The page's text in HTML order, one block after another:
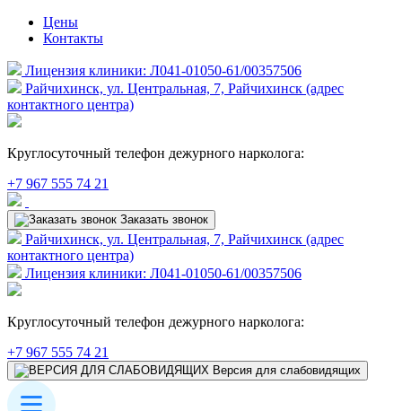
Цены
Контакты
Лицензия клиники: Л041-01050-61/00357506
Райчихинск, ул. Центральная, 7, Райчихинск (адрес
контактного центра)
Круглосуточный телефон дежурного нарколога:
+7 967 555 74 21
Заказать звонок
Райчихинск, ул. Центральная, 7, Райчихинск (адрес
контактного центра)
Лицензия клиники: Л041-01050-61/00357506
Круглосуточный телефон дежурного нарколога:
+7 967 555 74 21
Версия для слабовидящих